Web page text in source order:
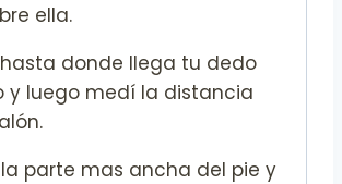
ella.
donde llega tu dedo
y luego medí la distancia
parte mas ancha del pie y